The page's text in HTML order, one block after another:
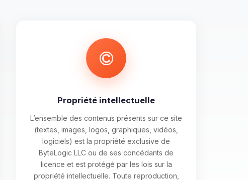
Propriété intellectuelle
L’ensemble des contenus présents sur ce site
(textes, images, logos, graphiques, vidéos,
logiciels) est la propriété exclusive de
ByteLogic LLC ou de ses concédants de
licence et est protégé par les lois sur la
propriété intellectuelle. Toute reproduction,